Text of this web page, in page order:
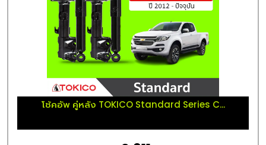
โช้คอัพ คู่หลัง TOKICO Standard Series C...